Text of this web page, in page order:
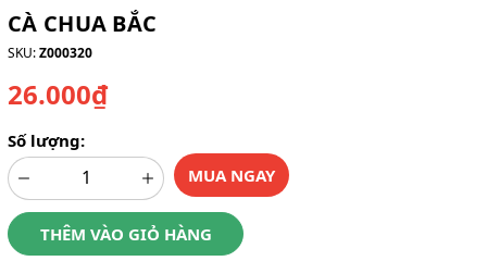
CÀ CHUA BẮC
SKU:Z000320
26.000₫
Số lượng:
MUA NGAY
THÊM VÀO GIỎ HÀNG